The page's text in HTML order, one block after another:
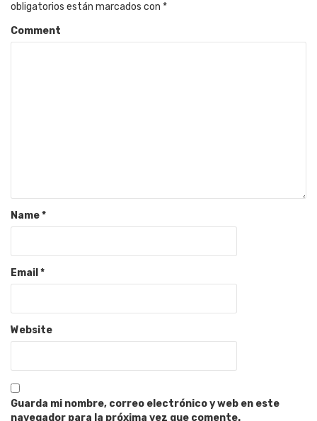
obligatorios están marcados con *
Comment
Name*
Email *
Website
Guarda mi nombre, correo electrónico y web en este
navegador para la próxima vez que comente.